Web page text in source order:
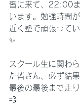
習に来て、22:00
います。勉強時間
近く塾で頑張って
✨
スクール生に関わ
た皆さん、必ず結
最後の最後まで走
💨